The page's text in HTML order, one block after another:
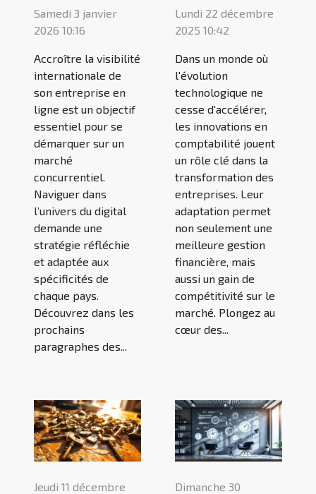
Samedi 3 janvier
2026 10:16
Accroître la visibilité
internationale de
son entreprise en
ligne est un objectif
essentiel pour se
démarquer sur un
marché
concurrentiel.
Naviguer dans
l’univers du digital
demande une
stratégie réfléchie
et adaptée aux
spécificités de
chaque pays.
Découvrez dans les
prochains
paragraphes des...
Lundi 22 décembre
2025 10:42
Dans un monde où
l'évolution
technologique ne
cesse d'accélérer,
les innovations en
comptabilité jouent
un rôle clé dans la
transformation des
entreprises. Leur
adaptation permet
non seulement une
meilleure gestion
financière, mais
aussi un gain de
compétitivité sur le
marché. Plongez au
cœur des...
Jeudi 11 décembre
Dimanche 30